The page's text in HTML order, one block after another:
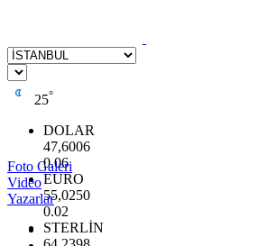
25°
DOLAR
47,6006
0.06
EURO
55,0250
0.02
STERLİN
Foto Galeri
Video
Yazarlar